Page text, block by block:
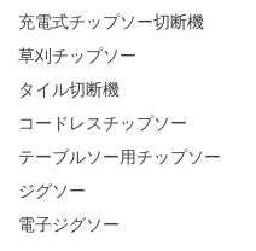
充電式チップソー切断機
草刈チップソー
タイル切断機
コードレスチップソー
テーブルソー用チップソー
ジグソー
電子ジグソー